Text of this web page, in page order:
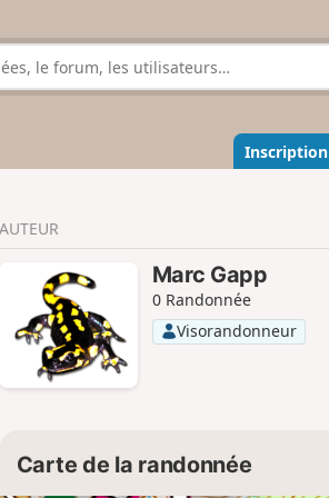
Inscription
AUTEUR
Marc Gapp
0 Randonnée
Visorandonneur
Carte de la randonnée